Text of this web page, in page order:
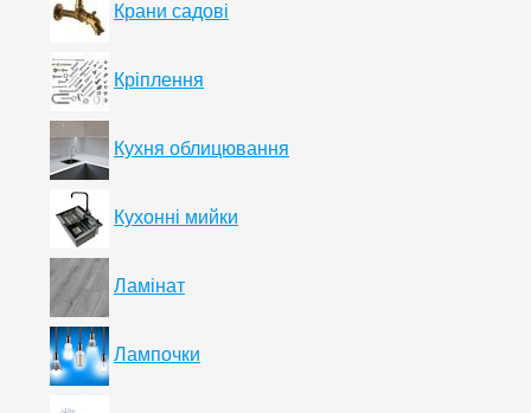
Крани садові
Кріплення
Кухня облицювання
Кухонні мийки
Ламінат
Лампочки